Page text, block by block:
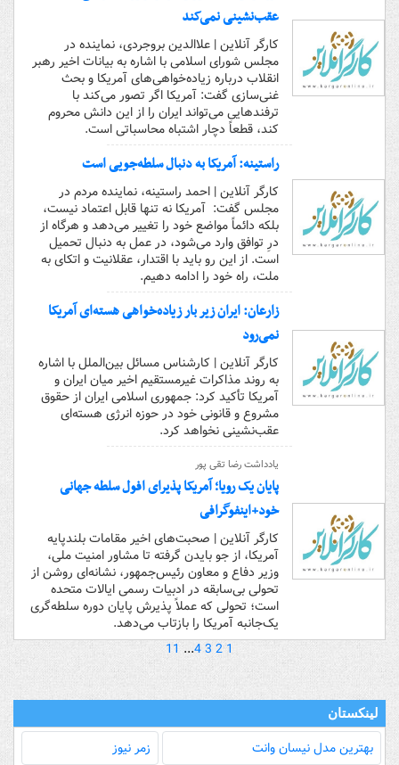
عقب‌نشینی نمی‌کند
کارگر آنلاین | علاالدین بروجردی، نماینده در
مجلس شورای اسلامی با اشاره به بیانات اخیر رهبر
انقلاب درباره زیاده‌خواهی‌های آمریکا و بحث
غنی‌سازی گفت: آمریکا اگر تصور می‌کند با
ترفندهایی می‌تواند ایران را از این دانش محروم
کند، قطعاً دچار اشتباه محاسباتی است.
راستینه: آمریکا به دنبال سلطه‌جویی است
کارگر آنلاین | احمد راستینه، نماینده مردم در
مجلس گفت: آمریکا نه تنها قابل اعتماد نیست،
بلکه دائماً مواضع خود را تغییر می‌دهد و هرگاه از
درِ توافق وارد می‌شود، در عمل به دنبال تحمیل
است. از این رو باید با اقتدار، عقلانیت و اتکای به
ملت، راه خود را ادامه دهیم.
زارعان: ایران زیر بار زیاده‌خواهی هسته‌ای آمریکا
نمی‌رود
کارگر آنلاین | کارشناس مسائل بین‌الملل با اشاره
به روند مذاکرات غیرمستقیم اخیر میان ایران و
آمریکا تأکید کرد: جمهوری اسلامی ایران از حقوق
مشروع و قانونی خود در حوزه انرژی هسته‌ای
عقب‌نشینی نخواهد کرد.
یادداشت رضا تقی پور
پایان یک رویا؛ آمریکا پذیرای افول سلطه جهانی
خود+اینفوگرافی
کارگر آنلاین | صحبت‌های اخیر مقامات بلندپایه
آمریکا، از جو بایدن گرفته تا مشاور امنیت ملی،
وزیر دفاع و معاون رئیس‌جمهور، نشانه‌ای روشن از
تحولی بی‌سابقه در ادبیات رسمی ایالات متحده
است؛ تحولی که عملاً پذیرش پایان دوره سلطه‌گری
یک‌جانبه آمریکا را بازتاب می‌دهد.
1
2
3
4
...
11
لینکستان
بهترین مدل‌ نیسان وانت زمر نیوز